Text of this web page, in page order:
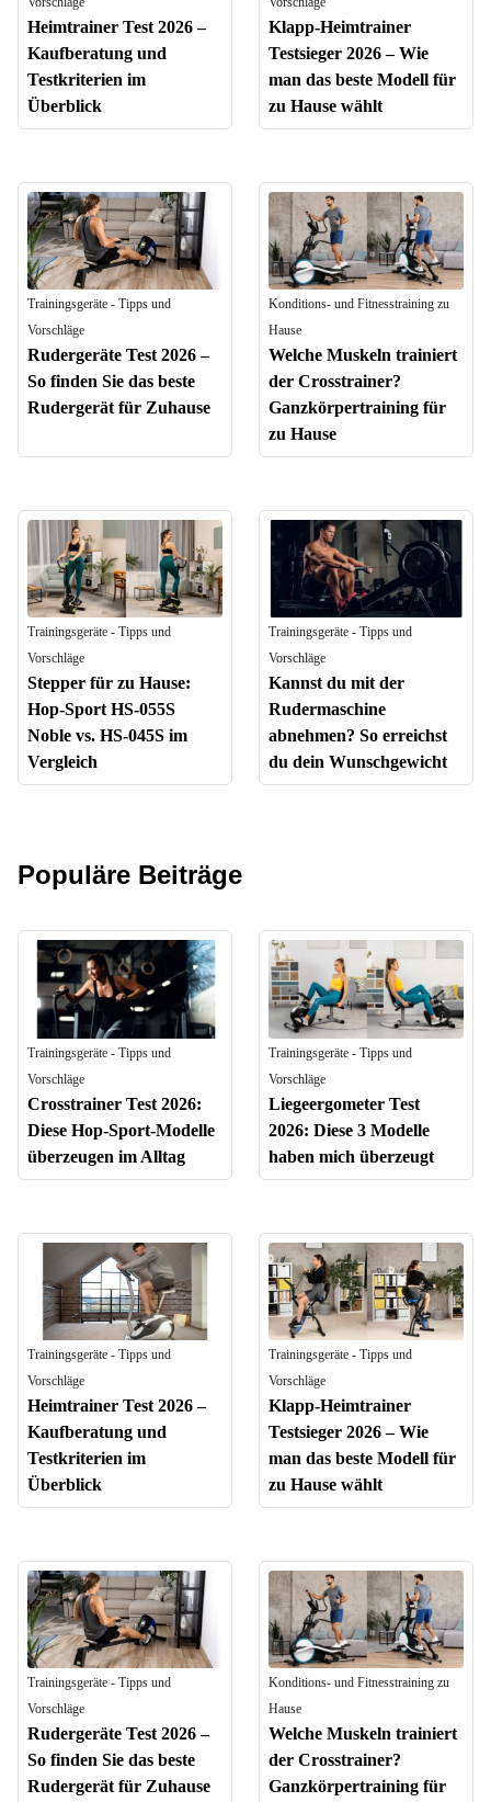
Heimtrainer Test 2026 –
Kaufberatung und
Testkriterien im
Überblick
Klapp-Heimtrainer
Testsieger 2026 – Wie
man das beste Modell für
zu Hause wählt
Trainingsgeräte - Tipps und
Vorschläge
Rudergeräte Test 2026 –
So finden Sie das beste
Rudergerät für Zuhause
Konditions- und Fitnesstraining zu
Hause
Welche Muskeln trainiert
der Crosstrainer?
Ganzkörpertraining für
zu Hause
Trainingsgeräte - Tipps und
Vorschläge
Stepper für zu Hause:
Hop-Sport HS-055S
Noble vs. HS-045S im
Vergleich
Trainingsgeräte - Tipps und
Vorschläge
Kannst du mit der
Rudermaschine
abnehmen? So erreichst
du dein Wunschgewicht
Populäre Beiträge
Trainingsgeräte - Tipps und
Vorschläge
Crosstrainer Test 2026:
Diese Hop-Sport-Modelle
überzeugen im Alltag
Trainingsgeräte - Tipps und
Vorschläge
Liegeergometer Test
2026: Diese 3 Modelle
haben mich überzeugt
Trainingsgeräte - Tipps und
Vorschläge
Heimtrainer Test 2026 –
Kaufberatung und
Testkriterien im
Überblick
Trainingsgeräte - Tipps und
Vorschläge
Klapp-Heimtrainer
Testsieger 2026 – Wie
man das beste Modell für
zu Hause wählt
Trainingsgeräte - Tipps und
Vorschläge
Rudergeräte Test 2026 –
So finden Sie das beste
Rudergerät für Zuhause
Konditions- und Fitnesstraining zu
Hause
Welche Muskeln trainiert
der Crosstrainer?
Ganzkörpertraining für